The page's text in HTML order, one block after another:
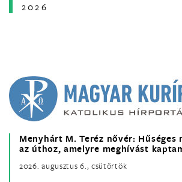
2026
Menyhárt M. Teréz nővér: Hűséges
az úthoz, amelyre meghívást
2026. augusztus 6., csütörtök